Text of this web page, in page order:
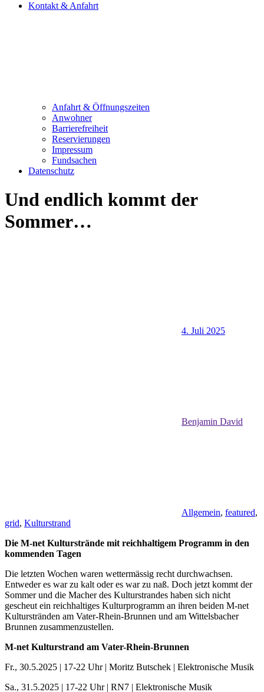
Kontakt & Anfahrt
Anfahrt & Öffnungszeiten
Anwohner
Barrierefreiheit
Reservierungen
Impressum
Fundsachen
Datenschutz
Und endlich kommt der
Sommer…
4. Juli 2025
Benjamin David
Allgemein, featured,
grid, Kulturstrand
Die M-net Kulturstrände mit reichhaltigem Programm in den
kommenden Tagen
Die letzten Wochen waren wettermässig recht durchwachsen.
Entweder es war zu kalt oder es war zu naß. Doch jetzt kommt der
Sommer und die Macher des Kulturstrandes haben sich nicht
gescheut ein reichhaltiges Kulturprogramm an ihren beiden M-net
Kulturstränden am Vater-Rhein-Brunnen und am Wittelsbacher
Brunnen zusammenzustellen.
M-net Kulturstrand am Vater-Rhein-Brunnen
Fr., 30.5.2025 | 17-22 Uhr | Moritz Butschek | Elektronische Musik
Sa., 31.5.2025 | 17-22 Uhr | RN7 | Elektronische Musik